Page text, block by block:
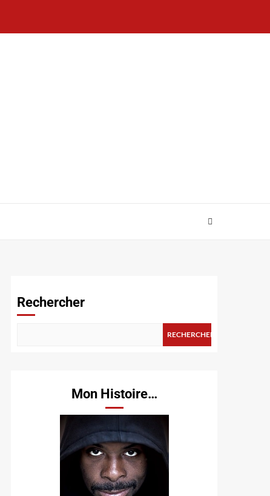
Rechercher
RECHERCHER
Mon Histoire…